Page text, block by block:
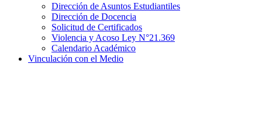
Dirección de Asuntos Estudiantiles
Dirección de Docencia
Solicitud de Certificados
Violencia y Acoso Ley N°21.369
Calendario Académico
Vinculación con el Medio